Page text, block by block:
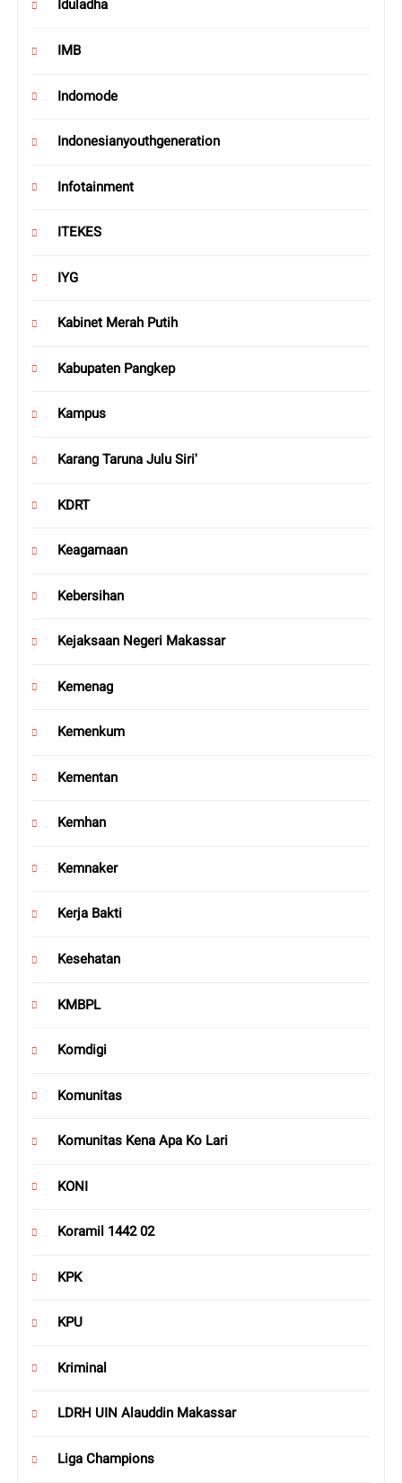
Iduladha
IMB
Indomode
Indonesianyouthgeneration
Infotainment
ITEKES
IYG
Kabinet Merah Putih
Kabupaten Pangkep
Kampus
Karang Taruna Julu Siri'
KDRT
Keagamaan
Kebersihan
Kejaksaan Negeri Makassar
Kemenag
Kemenkum
Kementan
Kemhan
Kemnaker
Kerja Bakti
Kesehatan
KMBPL
Komdigi
Komunitas
Komunitas Kena Apa Ko Lari
KONI
Koramil 1442 02
KPK
KPU
Kriminal
LDRH UIN Alauddin Makassar
Liga Champions